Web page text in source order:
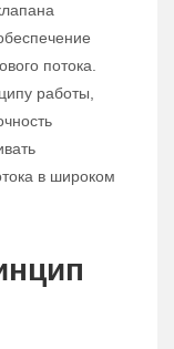
потока.
работы,
в широком